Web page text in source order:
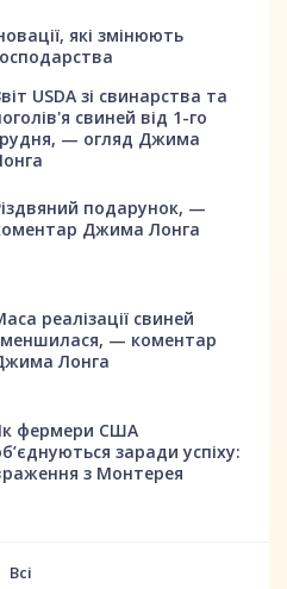
які змінюють
USDA зі свинарства та
свиней від 1-го
— огляд Джима
подарунок, —
Джима Лонга
реалізації свиней
— коментар
Лонга
фермери США
заради успіху:
з Монтерея
Всі